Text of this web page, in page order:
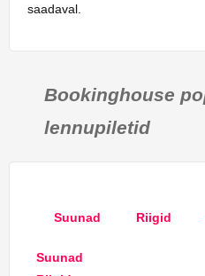
saadaval.
Bookinghouse
lennupiletid
Suunad Riigid
Suunad